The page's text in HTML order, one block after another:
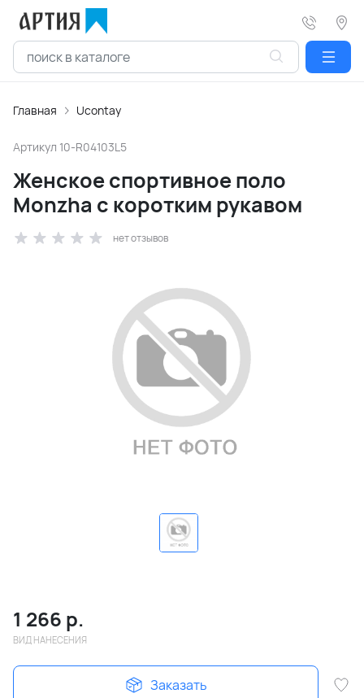
Главная Ucontay
Артикул 10-R04103L5
Женское спортивное поло
Monzha с коротким рукавом
нет отзывов
1 266 р.
ВИД НАНЕСЕНИЯ
Заказать